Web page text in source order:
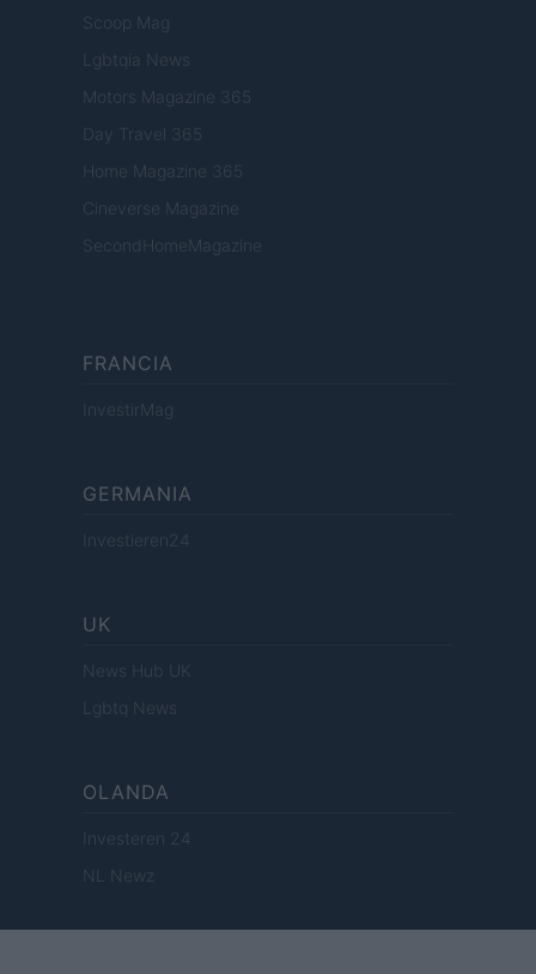
Scoop Mag
Lgbtqia News
Motors Magazine 365
Day Travel 365
Home Magazine 365
Cineverse Magazine
SecondHomeMagazine
FRANCIA
InvestirMag
GERMANIA
Investieren24
UK
News Hub UK
Lgbtq News
OLANDA
Investeren 24
NL Newz